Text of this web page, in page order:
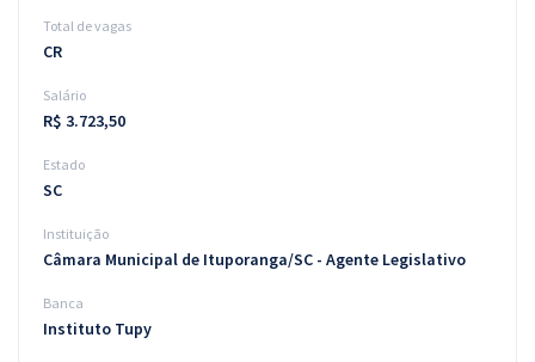
Blog
Aprovados
Atendimento
Total de vagas
CR
Salário
R$ 3.723,50
Estado
SC
Instituição
Câmara Municipal de Ituporanga/SC - Agente Legislativo
Banca
Instituto Tupy